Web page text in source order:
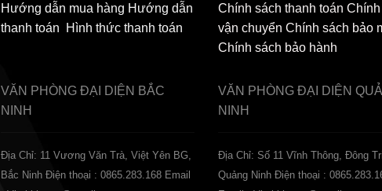
Hướng dẫn mua hàng Hướng dẫn
thanh toán
Hình thức thanh toán
Chính sách thanh toán
vận chuyển Chính sách bảo
Chính sách bảo hành
VĂN PHÒNG ĐẠI DIỆN BẮC
NINH
Địa Chỉ: 11 Vương Văn Trà, Việt Yên BG,
Bắc Ninh Điện thoại : 0865.283.168 Email
VĂN PHÒNG ĐẠI DIỆN
NINH
Địa Chỉ: Số 11 Vĩnh Thông, Đông
Quảng Ninh Điện thoại :